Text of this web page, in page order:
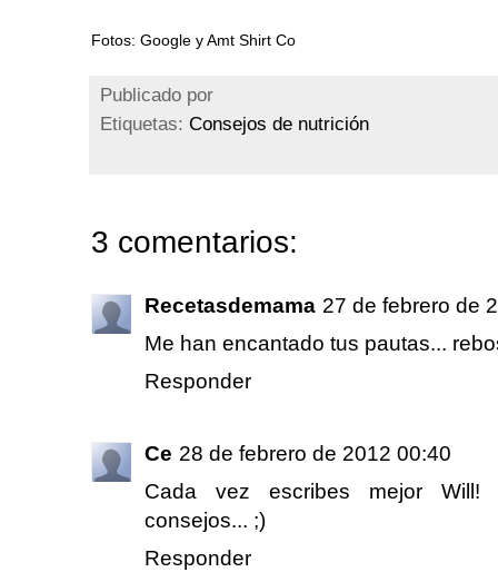
Fotos: Google y Amt Shirt Co
Publicado por
Etiquetas: Consejos de nutrición
3 comentarios:
Recetasdemama 27 de febrero de
Me han encantado tus pautas...
Responder
Ce 28 de febrero de 2012 00:40
Cada vez escribes mejor Will!
consejos... ;)
Responder